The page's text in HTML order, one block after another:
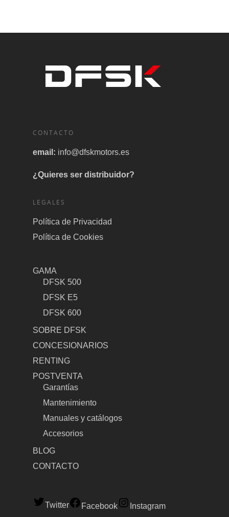
CONTACTO
email: info@dfskmotors.es
¿Quieres ser distribuidor?
LEGALES
Política de Privacidad
Política de Cookies
GAMA
DFSK 500
DFSK E5
DFSK 600
SOBRE DFSK
CONCESIONARIOS
RENTING
POSTVENTA
Garantías
Mantenimiento
Manuales y catálogos
Accesorios
BLOG
CONTACTO
Twitter Facebook Instagram